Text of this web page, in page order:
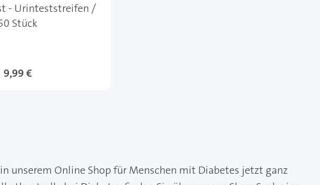
- Urinteststreifen /
Stück
9,99 €
unserem Online Shop für Menschen mit Diabetes jetzt ganz